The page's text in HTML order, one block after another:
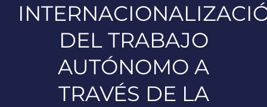
DEL TRABAJO
AUTÓNOMO A
TRAVÉS DE LA